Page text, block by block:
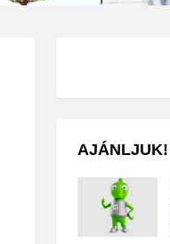
AJÁNLJUK!